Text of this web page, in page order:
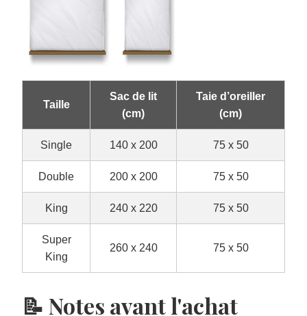
Taille
Sac de lit
(cm)
Taie d’oreiller
(cm)
Single 140 x 200 75 x 50
Double 200 x 200 75 x 50
King 240 x 220 75 x 50
Super
King
260 x 240 75 x 50
📝 Notes avant l'achat